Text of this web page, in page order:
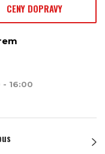
CENY DOPRAVY
- 16:00